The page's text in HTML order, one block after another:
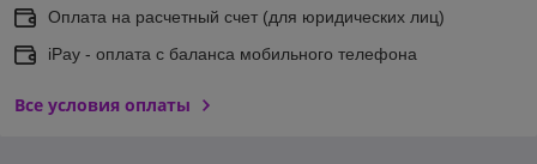
Оплата на расчетный счет (для юридических лиц)
iPay - оплата с баланса мобильного телефона
Все условия оплаты